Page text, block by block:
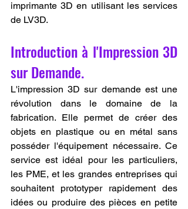
imprimante 3D en utilisant les services
de LV3D.
Introduction à l'Impression 3D
sur Demande.
L'impression 3D sur demande est une
révolution dans le domaine de la
fabrication. Elle permet de créer des
objets en plastique ou en métal sans
posséder l'équipement nécessaire. Ce
service est idéal pour les particuliers,
les PME, et les grandes entreprises qui
souhaitent prototyper rapidement des
idées ou produire des pièces en petite